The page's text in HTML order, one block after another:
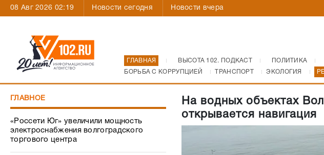
08 Авг 2026 02:19 Новости сегодня Новости вчера
ГЛАВНАЯ ВЫСОТА 102. ПОДКАСТ ПОЛИТИКА
БОРЬБА С КОРРУПЦИЕЙ
ТРАНСПОРТ ЭКОЛОГИЯ
ГЛАВНОЕ
«Россети Юг» увеличили мощность
электроснабжения волгоградского
торгового центра
На водных объектах
открывается навигация